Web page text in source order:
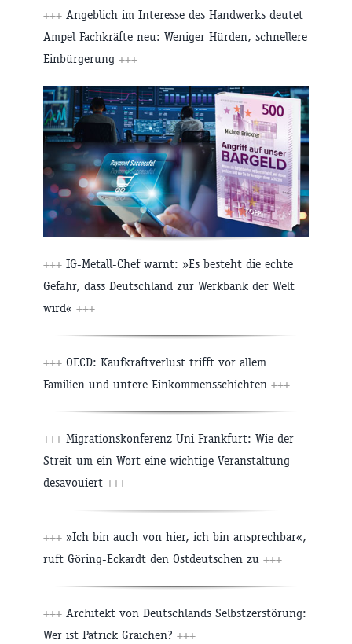
+++ Angeblich im Interesse des Handwerks deutet
Ampel Fachkräfte neu: Weniger Hürden, schnellere
Einbürgerung +++
+++ IG-Metall-Chef warnt: »Es besteht die echte
Gefahr, dass Deutschland zur Werkbank der Welt
wird« +++
+++ OECD: Kaufkraftverlust trifft vor allem
Familien und untere Einkommensschichten +++
+++ Migrationskonferenz Uni Frankfurt: Wie der
Streit um ein Wort eine wichtige Veranstaltung
desavouiert +++
+++ »Ich bin auch von hier, ich bin ansprechbar«,
ruft Göring-Eckardt den Ostdeutschen zu +++
+++ Architekt von Deutschlands Selbstzerstörung:
Wer ist Patrick Graichen? +++